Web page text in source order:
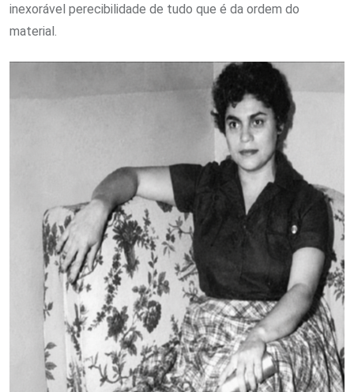
inexorável perecibilidade de tudo que é da ordem do
material.